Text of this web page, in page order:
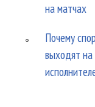
на матчах
Почему
выходят